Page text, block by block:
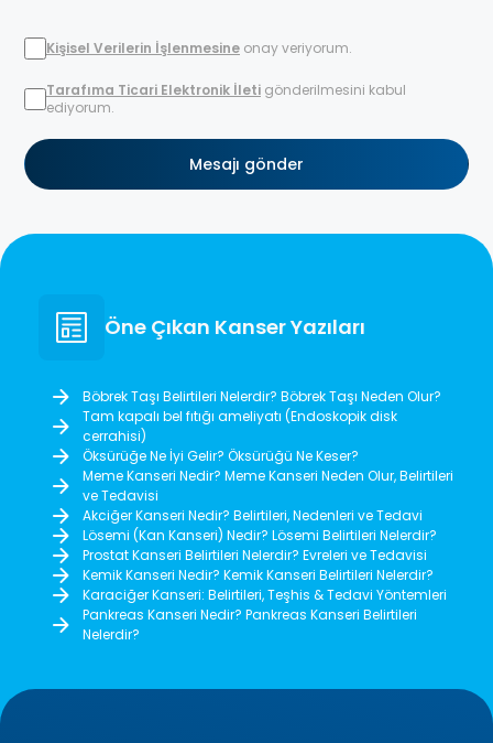
Kişisel Verilerin İşlenmesine onay veriyorum.
Tarafıma Ticari Elektronik İleti gönderilmesini kabul
ediyorum.
Mesajı gönder
Öne Çıkan Kanser Yazıları
Böbrek Taşı Belirtileri Nelerdir? Böbrek Taşı Neden Olur?
Tam kapalı bel fıtığı ameliyatı (Endoskopik disk
cerrahisi)
Öksürüğe Ne İyi Gelir? Öksürüğü Ne Keser?
Meme Kanseri Nedir? Meme Kanseri Neden Olur, Belirtileri
ve Tedavisi
Akciğer Kanseri Nedir? Belirtileri, Nedenleri ve Tedavi
Lösemi (Kan Kanseri) Nedir? Lösemi Belirtileri Nelerdir?
Prostat Kanseri Belirtileri Nelerdir? Evreleri ve Tedavisi
Kemik Kanseri Nedir? Kemik Kanseri Belirtileri Nelerdir?
Karaciğer Kanseri: Belirtileri, Teşhis & Tedavi Yöntemleri
Pankreas Kanseri Nedir? Pankreas Kanseri Belirtileri
Nelerdir?